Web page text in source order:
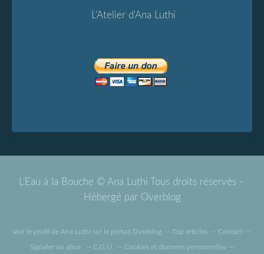
L'Atelier d'Ana Luthi
L'Eau à la Bouche © Ana Luthi Tous droits réservés -
Hébergé par Overblog
Voir le profil de Ana Luthi sur le portail Overblog Top articles Contact
Signaler un abus C.G.U. Cookies et données personnelles